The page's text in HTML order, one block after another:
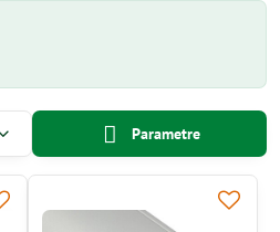
Parametre